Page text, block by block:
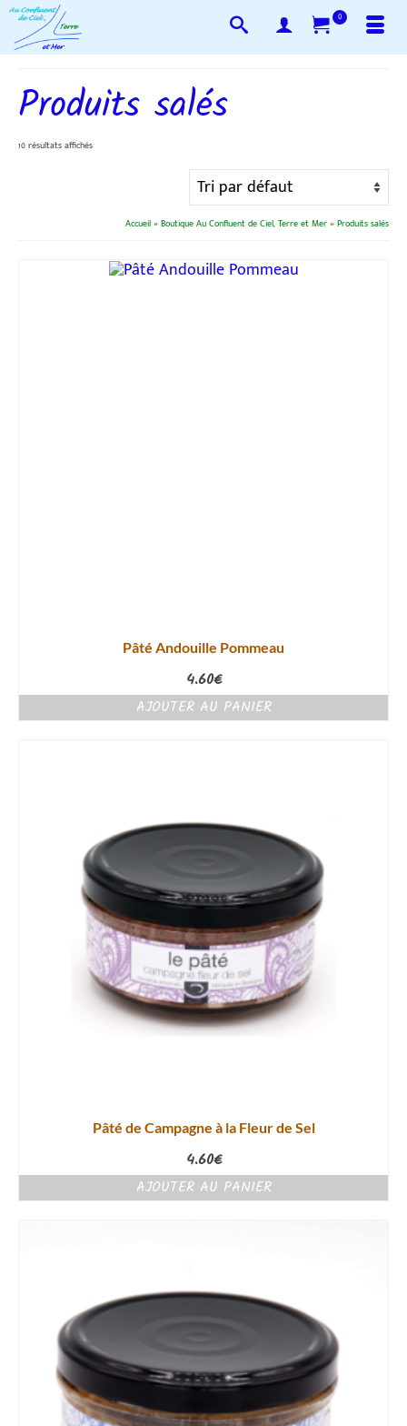
0
Produits salés
10 résultats affichés
Accueil»Boutique Au Confluent de Ciel, Terre et Mer»Produits salés
Pâté Andouille Pommeau
4.60€
AJOUTER AU PANIER
Pâté de Campagne à la Fleur de Sel
4.60€
AJOUTER AU PANIER